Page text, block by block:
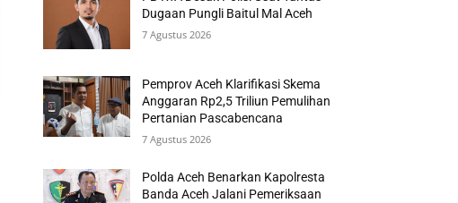
Dugaan Pungli Baitul Mal Aceh
7 Agustus 2026
Pemprov Aceh Klarifikasi Skema
Anggaran Rp2,5 Triliun Pemulihan
Pertanian Pascabencana
7 Agustus 2026
Polda Aceh Benarkan Kapolresta
Banda Aceh Jalani Pemeriksaan